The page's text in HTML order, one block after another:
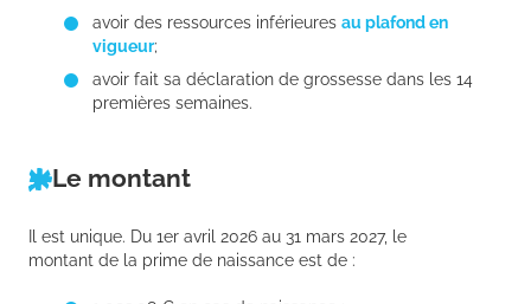
avoir des ressources inférieures au plafond en
vigueur;
avoir fait sa déclaration de grossesse dans les 14
premières semaines.
Le montant
Il est unique. Du 1er avril 2026 au 31 mars 2027, le
montant de la prime de naissance est de :